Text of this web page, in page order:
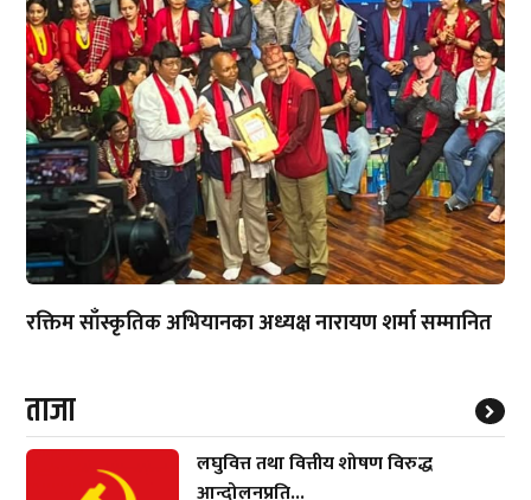
रक्तिम साँस्कृतिक अभियानका अध्यक्ष नारायण शर्मा सम्मानित
ताजा
लघुवित्त तथा वित्तीय शोषण विरुद्ध
आन्दोलनप्रति...